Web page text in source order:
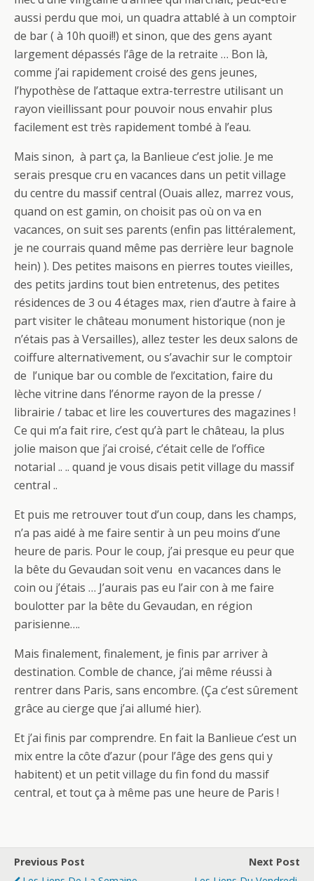
aussi perdu que moi, un quadra attablé à un comptoir
de bar ( à 10h quoi!!) et sinon, que des gens ayant
largement dépassés l’âge de la retraite … Bon là,
comme j’ai rapidement croisé des gens jeunes,
l’hypothèse de l’attaque extra-terrestre utilisant un
rayon vieillissant pour pouvoir nous envahir plus
facilement est très rapidement tombé à l’eau.
Mais sinon, à part ça, la Banlieue c’est jolie. Je me
serais presque cru en vacances dans un petit village
du centre du massif central (Ouais allez, marrez vous,
quand on est gamin, on choisit pas où on va en
vacances, on suit ses parents (enfin pas littéralement,
je ne courrais quand même pas derrière leur bagnole
hein) ). Des petites maisons en pierres toutes vieilles,
des petits jardins tout bien entretenus, des petites
résidences de 3 ou 4 étages max, rien d’autre à faire à
part visiter le château monument historique (non je
n’étais pas à Versailles), allez tester les deux salons de
coiffure alternativement, ou s’avachir sur le comptoir
de l’unique bar ou comble de l’excitation, faire du
lèche vitrine dans l’énorme rayon de la presse /
librairie / tabac et lire les couvertures des magazines !
Ce qui m’a fait rire, c’est qu’à part le château, la plus
jolie maison que j’ai croisé, c’était celle de l’office
notarial .. .. quand je vous disais petit village du massif
central ..
Et puis me retrouver tout d’un coup, dans les champs,
n’a pas aidé à me faire sentir à un peu moins d’une
heure de paris. Pour le coup, j’ai presque eu peur que
la bête du Gevaudan soit venu en vacances dans le
coin ou j’étais … J’aurais pas eu l’air con à me faire
boulotter par la bête du Gevaudan, en région
parisienne….
Mais finalement, finalement, je finis par arriver à
destination. Comble de chance, j’ai même réussi à
rentrer dans Paris, sans encombre. (Ça c’est sûrement
grâce au cierge que j’ai allumé hier).
Et j’ai finis par comprendre. En fait la Banlieue c’est un
mix entre la côte d’azur (pour l’âge des gens qui y
habitent) et un petit village du fin fond du massif
central, et tout ça à même pas une heure de Paris !
Previous Post
Next Post